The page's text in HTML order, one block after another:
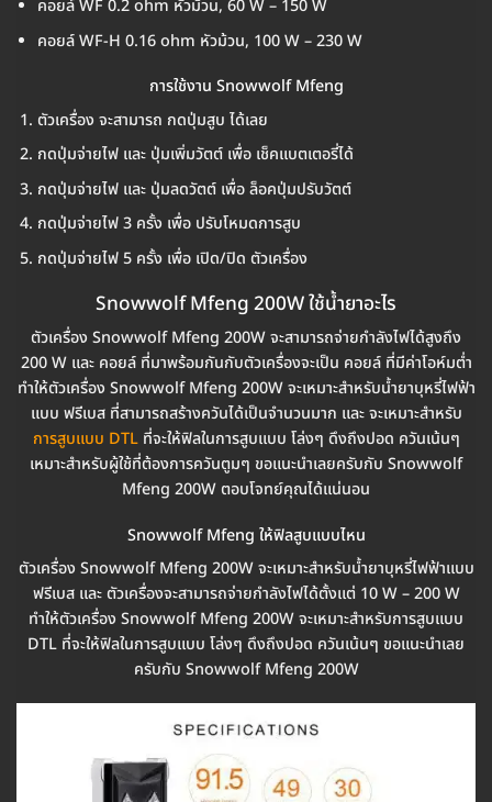
คอยล์ WF 0.2 ohm หัวม้วน, 60 W – 150 W
คอยล์ WF-H 0.16 ohm หัวม้วน, 100 W – 230 W
การใช้งาน Snowwolf Mfeng
ตัวเครื่อง จะสามารถ กดปุ่มสูบ ได้เลย
กดปุ่มจ่ายไฟ และ ปุ่มเพิ่มวัตต์ เพื่อ เช็คแบตเตอรี่ได้
กดปุ่มจ่ายไฟ และ ปุ่มลดวัตต์ เพื่อ ล็อคปุ่มปรับวัตต์
กดปุ่มจ่ายไฟ 3 ครั้ง เพื่อ ปรับโหมดการสูบ
กดปุ่มจ่ายไฟ 5 ครั้ง เพื่อ เปิด/ปิด ตัวเครื่อง
Snowwolf Mfeng 200W ใช้น้ำยาอะไร
ตัวเครื่อง Snowwolf Mfeng 200W จะสามารถจ่ายกำลังไฟได้สูงถึง
200 W และ คอยล์ ที่มาพร้อมกันกับตัวเครื่องจะเป็น คอยล์ ที่มีค่าโอห์มต่ำ
ทำให้ตัวเครื่อง Snowwolf Mfeng 200W จะเหมาะสำหรับน้ำยาบุหรี่ไฟฟ้า
แบบ ฟรีเบส ที่สามารถสร้างควันได้เป็นจำนวนมาก และ จะเหมาะสำหรับ
การสูบแบบ DTLที่จะให้ฟิลในการสูบแบบ โล่งๆ ดึงถึงปอด ควันเน้นๆ
เหมาะสำหรับผู้ใช้ที่ต้องการควันตูมๆ ขอแนะนำเลยครับกับ Snowwolf
Mfeng 200W ตอบโจทย์คุณได้แน่นอน
Snowwolf Mfeng ให้ฟิลสูบแบบไหน
ตัวเครื่อง Snowwolf Mfeng 200W จะเหมาะสำหรับน้ำยาบุหรี่ไฟฟ้าแบบ
ฟรีเบส และ ตัวเครื่องจะสามารถจ่ายกำลังไฟได้ตั้งแต่ 10 W – 200 W
ทำให้ตัวเครื่อง Snowwolf Mfeng 200W จะเหมาะสำหรับการสูบแบบ
DTL ที่จะให้ฟิลในการสูบแบบ โล่งๆ ดึงถึงปอด ควันเน้นๆ ขอแนะนำเลย
ครับกับ Snowwolf Mfeng 200W